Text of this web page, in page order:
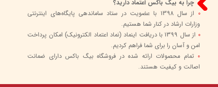
چرا به بیگ باکس اعتماد دارید؟
0
از سال 1398 با عضویت در ستاد ساماندهی پایگاه‌های اینترنتی
وزارات ارشاد در کنار شما هستیم.
0
از سال 1399 با دریافت اینماد (نماد اعتماد الکترونیک) امکان پرداخت
امن و آسان را برای شما فراهم کردیم.
0 تمام محصولات ارائه شده در فروشگاه بیگ باکس دارای ضمانت
اصالت و کیفیت هستند.